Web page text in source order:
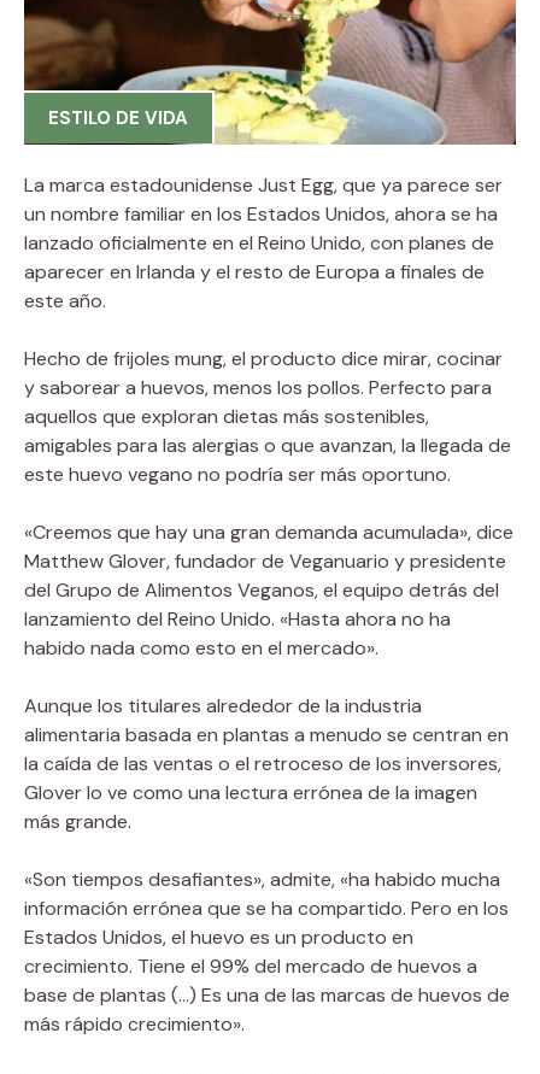
ESTILO DE VIDA
La marca estadounidense Just Egg, que ya parece ser
un nombre familiar en los Estados Unidos, ahora se ha
lanzado oficialmente en el Reino Unido, con planes de
aparecer en Irlanda y el resto de Europa a finales de
este año.
Hecho de frijoles mung, el producto dice mirar, cocinar
y saborear a huevos, menos los pollos. Perfecto para
aquellos que exploran dietas más sostenibles,
amigables para las alergias o que avanzan, la llegada de
este huevo vegano no podría ser más oportuno.
«Creemos que hay una gran demanda acumulada», dice
Matthew Glover, fundador de Veganuario y presidente
del Grupo de Alimentos Veganos, el equipo detrás del
lanzamiento del Reino Unido. «Hasta ahora no ha
habido nada como esto en el mercado».
Aunque los titulares alrededor de la industria
alimentaria basada en plantas a menudo se centran en
la caída de las ventas o el retroceso de los inversores,
Glover lo ve como una lectura errónea de la imagen
más grande.
«Son tiempos desafiantes», admite, «ha habido mucha
información errónea que se ha compartido. Pero en los
Estados Unidos, el huevo es un producto en
crecimiento. Tiene el 99% del mercado de huevos a
base de plantas (…) Es una de las marcas de huevos de
más rápido crecimiento».